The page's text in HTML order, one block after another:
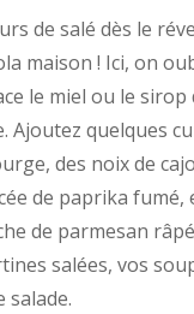
de salé dès le
maison ! Ici, on
le miel ou le sirop
Ajoutez quelques
des noix de
de paprika fumé,
de parmesan
salées, vos
salade.